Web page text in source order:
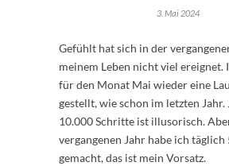
3. Mai 2024
Gefühlt hat sich in der
meinem Leben nicht viel ereignet.
für den Monat Mai wieder eine
gestellt, wie schon im letzten Jahr.
10.000 Schritte ist illusorisch.
vergangenen Jahr habe ich
gemacht, das ist mein Vorsatz.